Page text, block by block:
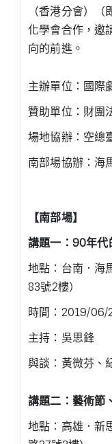
（香港分會）
化學會合作，邀
向的前進。
主辦單位：國際
贊助單位：財團
場地協辦：空總
南部場協辦：海
【南部場】
講題一：90年代
地點：台南．海
83號2樓）
時間：2019/06/
主持：吳思鋒
與談：黃微芬、
講題二：藝術節
地點：高雄．新